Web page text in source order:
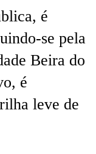
é
se pela
Beira do
é
leve de